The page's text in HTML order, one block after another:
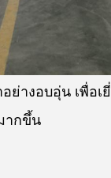
างอบอุ่น เพื่อเ
ากขึ้น